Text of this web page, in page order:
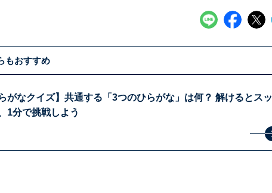
もおすすめ
らがなクイズ】共通する「3つのひらがな」は何？ 解けるとスッ
1分で挑戦しよう